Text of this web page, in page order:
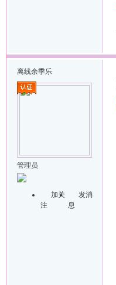
离线余季乐
管理员
加关
注
发消
息